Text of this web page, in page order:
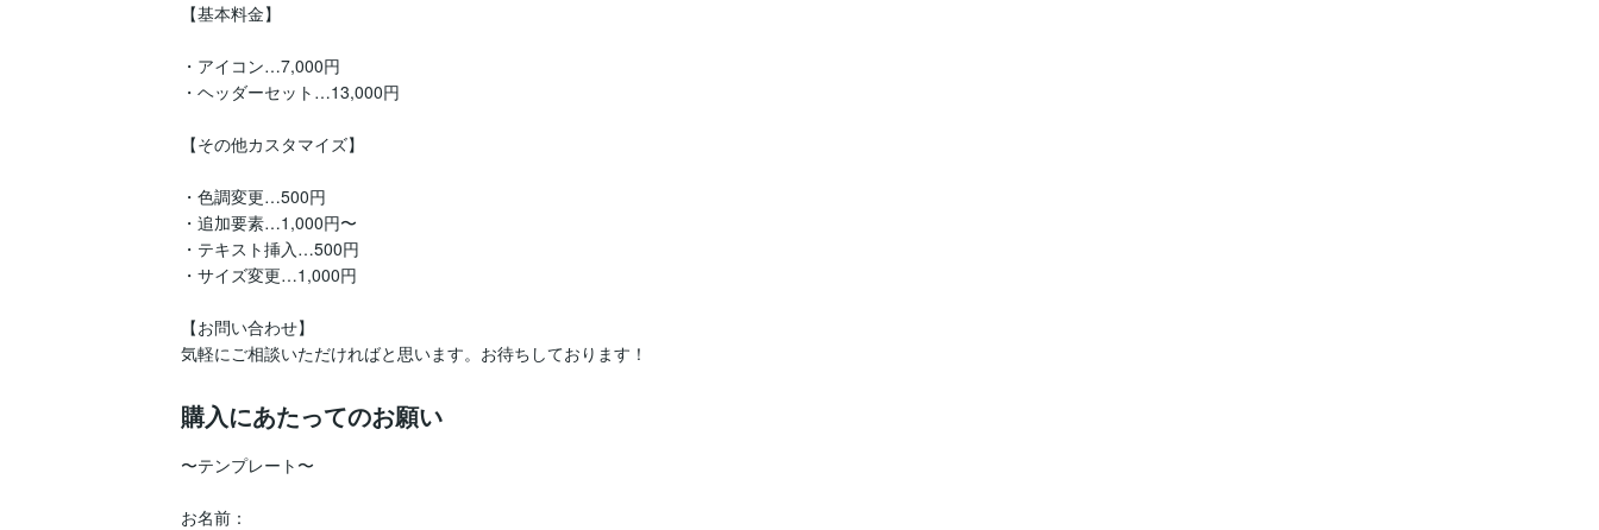
【基本料金】
・アイコン…7,000円
・ヘッダーセット…13,000円
【その他カスタマイズ】
・色調変更…500円
・追加要素…1,000円〜
・テキスト挿入…500円
・サイズ変更…1,000円
【お問い合わせ】
気軽にご相談いただければと思います。お待ちしております！
購入にあたってのお願い
〜テンプレート〜
お名前：